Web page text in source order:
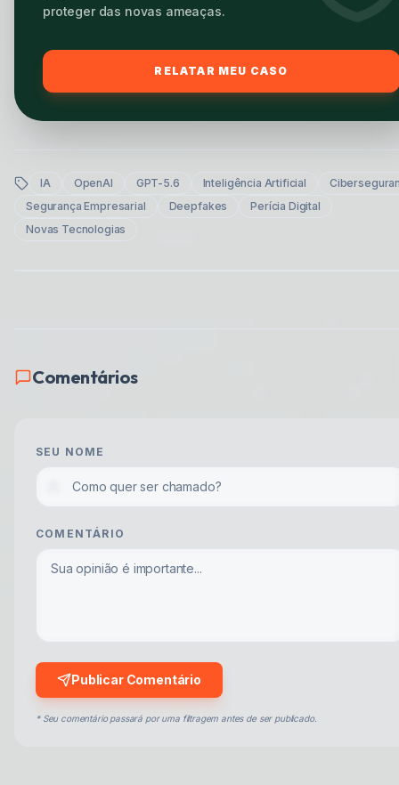
proteger das novas ameaças.
RELATAR MEU CASO
IA OpenAI GPT-5.6 Inteligência Artificial
Segurança Empresarial
Deepfakes
Perícia Digital
Novas Tecnologias
Comentários
SEU NOME
COMENTÁRIO
Publicar Comentário
* Seu comentário passará por uma filtragem antes de ser publicado.